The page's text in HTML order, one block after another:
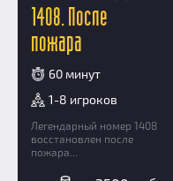
1408. После
пожара
60 минут
1-8 игроков
Легендарный номер 1408
восстановлен после
пожара...